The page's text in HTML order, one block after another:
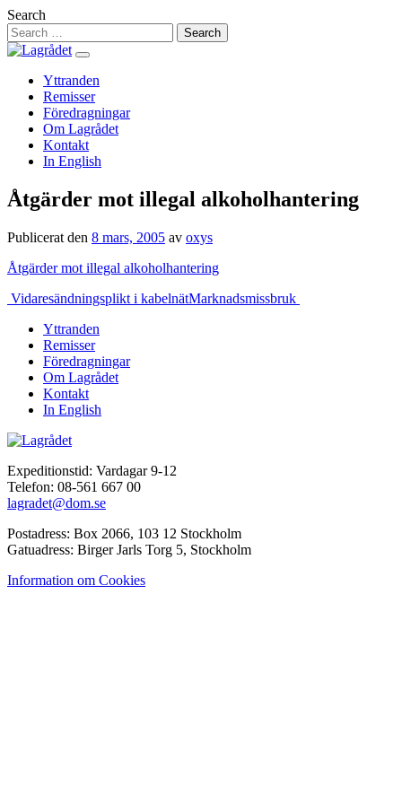
Hoppa
till
innehåll
Search
Yttranden
Remisser
Föredragningar
Om Lagrådet
Kontakt
In English
Åtgärder mot illegal alkoholhantering
Publicerat den 8 mars, 2005 av oxys
Åtgärder mot illegal alkoholhantering
Inläggsnavigering
Vidaresändningsplikt i kabelnätMarknadsmissbruk
Yttranden
Remisser
Föredragningar
Om Lagrådet
Kontakt
In English
Expeditionstid: Vardagar 9-12
Telefon: 08-561 667 00
lagradet@dom.se
Postadress: Box 2066, 103 12 Stockholm
Gatuadress: Birger Jarls Torg 5, Stockholm
Information om Cookies